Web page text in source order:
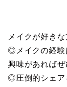
メイクが好き
◎メイクの経験
興味があればぜ
◎圧倒的シェア